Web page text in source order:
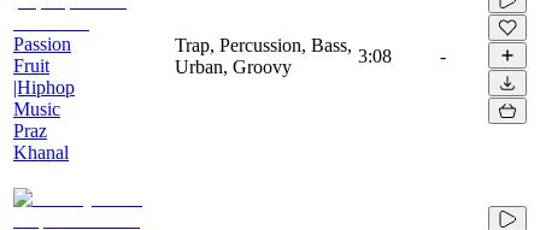
Passion
Fruit
|Hiphop
Music
Praz
Khanal
Trap, Percussion, Bass,
Urban, Groovy
3:08 -